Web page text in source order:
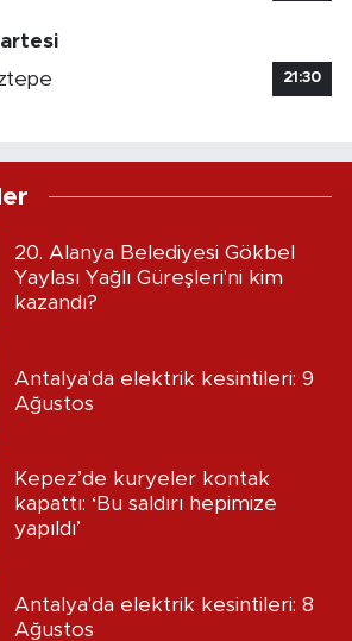
21:30
20. Alanya Belediyesi Gökbel
Yaylası Yağlı Güreşleri'ni kim
kazandı?
Antalya'da elektrik kesintileri: 9
Ağustos
Kepez’de kuryeler kontak
kapattı: ‘Bu saldırı hepimize
yapıldı’
Antalya'da elektrik kesintileri: 8
Ağustos